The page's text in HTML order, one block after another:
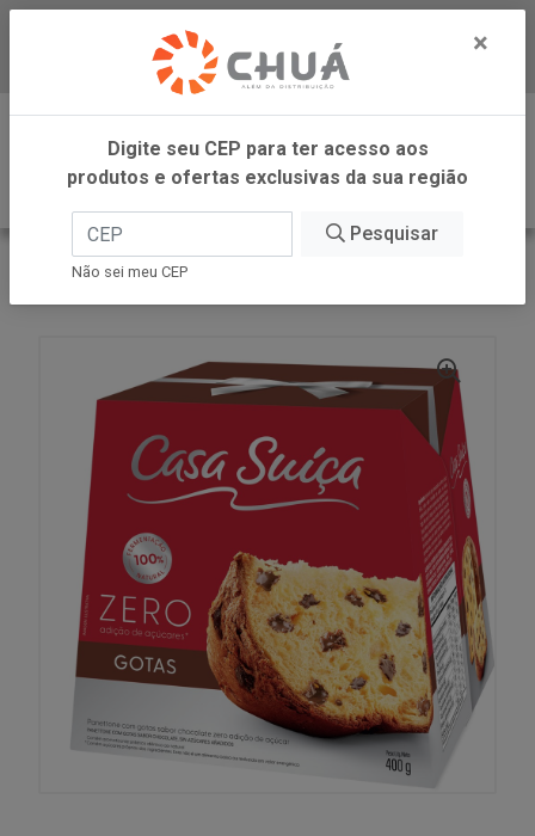
Baixe já nosso APP
0
INÍCIO
×
Digite seu CEP para ter acesso aos
produtos e ofertas exclusivas da sua região
Pesquisar
Não sei meu CEP